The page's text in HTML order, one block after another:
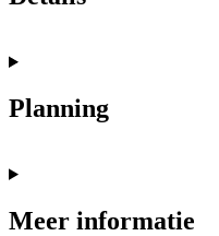
Planning
Meer informatie